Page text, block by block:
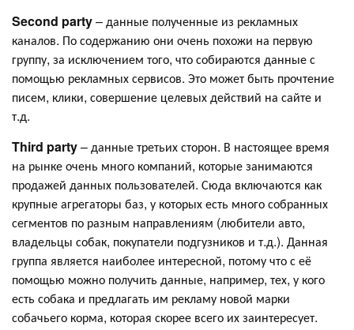
Second party– данные полученные из рекламных
каналов. По содержанию они очень похожи на первую
группу, за исключением того, что собираются данные с
помощью рекламных сервисов. Это может быть прочтение
писем, клики, совершение целевых действий на сайте и
т.д.
Third party– данные третьих сторон. В настоящее время
на рынке очень много компаний, которые занимаются
продажей данных пользователей. Сюда включаются как
крупные агрегаторы баз, у которых есть много собранных
сегментов по разным направлениям (любители авто,
владельцы собак, покупатели подгузников и т.д.). Данная
группа является наиболее интересной, потому что с её
помощью можно получить данные, например, тех, у кого
есть собака и предлагать им рекламу новой марки
собачьего корма, которая скорее всего их заинтересует.